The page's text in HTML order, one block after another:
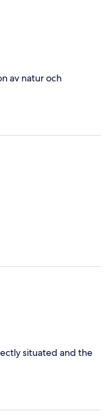
av natur och
situated and the